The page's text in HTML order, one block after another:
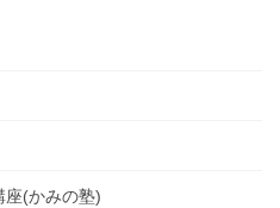
座(かみの塾)